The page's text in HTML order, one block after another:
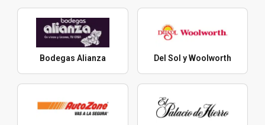
Bodegas Alianza Del Sol y Woolworth